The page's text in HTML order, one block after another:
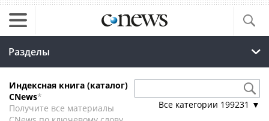
Разделы
Индексная книга (каталог)
CNews*
Получите все материалы
Все категории 199231 ▼